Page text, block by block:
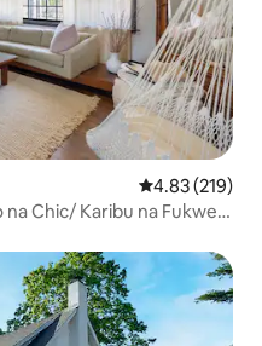
Ukadiriaji wa
4.83 (219)
Chic/ Karibu na Fukwe